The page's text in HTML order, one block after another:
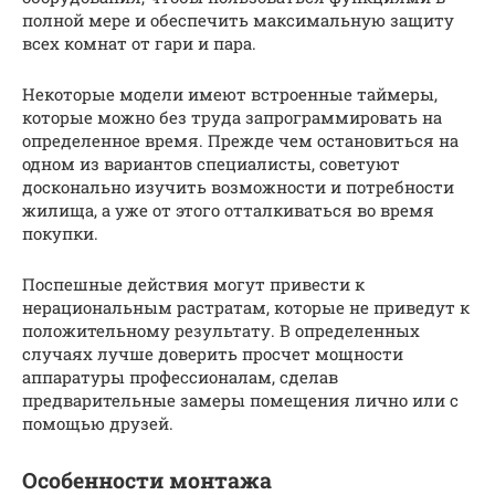
полной мере и обеспечить максимальную защиту
всех комнат от гари и пара.
Некоторые модели имеют встроенные таймеры,
которые можно без труда запрограммировать на
определенное время. Прежде чем остановиться на
одном из вариантов специалисты, советуют
досконально изучить возможности и потребности
жилища, а уже от этого отталкиваться во время
покупки.
Поспешные действия могут привести к
нерациональным растратам, которые не приведут к
положительному результату. В определенных
случаях лучше доверить просчет мощности
аппаратуры профессионалам, сделав
предварительные замеры помещения лично или с
помощью друзей.
Особенности монтажа